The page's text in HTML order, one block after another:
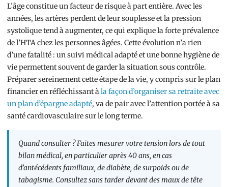
L’âge constitue un facteur de risque à part entière. Avec les
années, les artères perdent de leur souplesse et la pression
systolique tend à augmenter, ce qui explique la forte prévalence
de l’HTA chez les personnes âgées. Cette évolution n’a rien
d’une fatalité : un suivi médical adapté et une bonne hygiène de
vie permettent souvent de garder la situation sous contrôle.
Préparer sereinement cette étape de la vie, y compris sur le plan
financier en réfléchissant àla façon d’organiser sa retraite avec
un plan d’épargne adapté, va de pair avec l’attention portée à sa
santé cardiovasculaire sur le long terme.
Quand consulter ? Faites mesurer votre tension lors de tout
bilan médical, en particulier après 40 ans, en cas
d’antécédents familiaux, de diabète, de surpoids ou de
tabagisme. Consultez sans tarder devant des maux de tête